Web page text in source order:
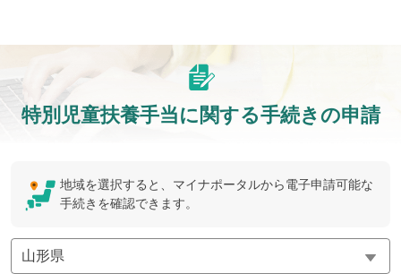
特別児童扶養手当に関する手続きの申請
地域を選択すると、マイナポータルから電子申請可能な
手続きを確認できます。